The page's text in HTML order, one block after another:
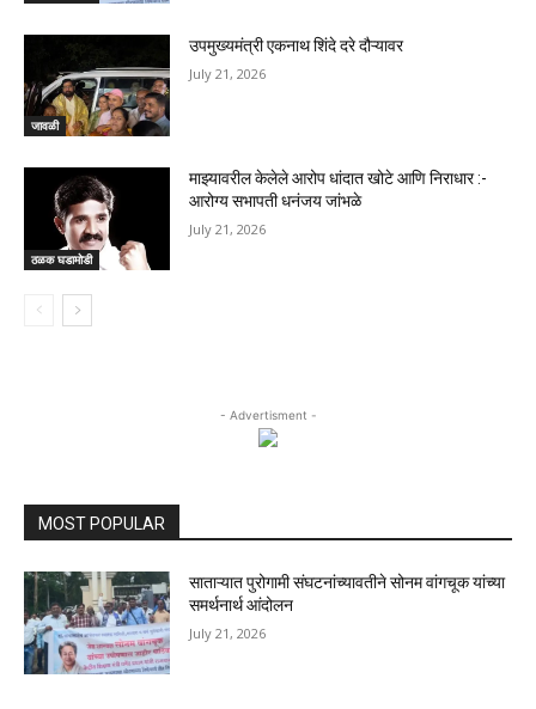
जावळी
उपमुख्यमंत्री एकनाथ शिंदे दरे दौऱ्यावर
July 21, 2026
ठळक घडामोडी
माझ्यावरील केलेले आरोप धांदात खोटे आणि निराधार :-
आरोग्य सभापती धनंजय जांभळे
July 21, 2026
- Advertisment -
MOST POPULAR
साताऱ्यात पुरोगामी संघटनांच्यावतीने सोनम वांगचूक यांच्या
समर्थनार्थ आंदोलन
July 21, 2026